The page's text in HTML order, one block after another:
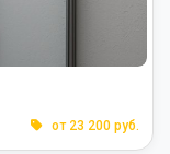
от 23 200 руб.